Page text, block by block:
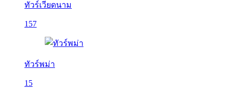
ทัวร์เวียดนาม
157
ทัวร์พม่า
15